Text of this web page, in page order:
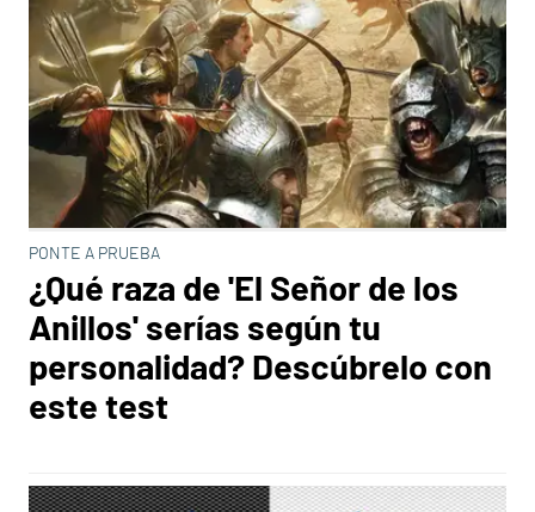
PONTE A PRUEBA
¿Qué raza de 'El Señor de los
Anillos' serías según tu
personalidad? Descúbrelo con
este test